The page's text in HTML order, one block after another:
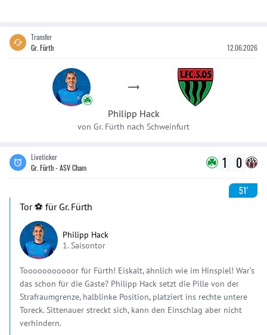
Transfer
Gr. Fürth
12.06.2026
Philipp Hack
von Gr. Fürth nach Schweinfurt
Liveticker
Gr. Fürth - ASV Cham
1 0
51'
Tor ⚽️ für Gr. Fürth
Philipp Hack
1. Saisontor
Tooooooooooor für Fürth! Eiskalt, ähnlich wie im Hinspiel! War‘s
das schon für die Gäste? Philipp Hack setzt die Pille von der
Strafraumgrenze, halblinke Position, platziert ins rechte untere
Toreck. Sittenauer streckt sich, kann den Einschlag aber nicht
verhindern.